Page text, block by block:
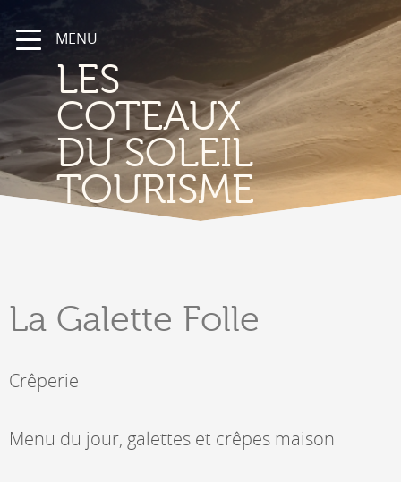
MENU
LES
COTEAUX
DU SOLEIL
TOURISME
La Galette Folle
Crêperie
Menu du jour, galettes et crêpes maison